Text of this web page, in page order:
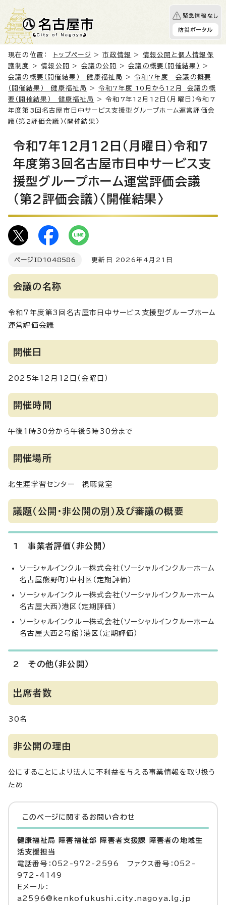
緊急情報なし
防災ポータル
現在の位置： トップページ >市政情報 > 情報公開と個人情報保
護制度
>情報公開 > 会議の公開 >会議の概要（開催結果）
>
会議の概要（開催結果） 健康福祉局
>令和7年度 会議の概要
（開催結果） 健康福祉局
>令和7年度 10月から12月 会議の概
要（開催結果） 健康福祉局
> 令和7年12月12日（月曜日）令和7
年度第3回名古屋市日中サービス支援型グループホーム運営評価会
議（第2評価会議）〈開催結果〉
令和7年12月12日（月曜日）令和7
年度第3回名古屋市日中サービス支
援型グループホーム運営評価会議
（第2評価会議）〈開催結果〉
ページID 1048586 更新日 2026年4月21日
会議の名称
令和7年度第3回名古屋市日中サービス支援型グループホーム
運営評価会議
開催日
2025年12月12日（金曜日）
開催時間
午後1時30分から午後5時30分まで
開催場所
北生涯学習センター 視聴覚室
議題（公開・非公開の別）及び審議の概要
1 事業者評価（非公開）
ソーシャルインクルー株式会社（ソーシャルインクルーホーム
名古屋熊野町）中村区（定期評価）
ソーシャルインクルー株式会社（ソーシャルインクルーホーム
名古屋大西）港区（定期評価）
ソーシャルインクルー株式会社（ソーシャルインクルーホーム
名古屋大西2号館）港区（定期評価）
2 その他（非公開）
出席者数
30名
非公開の理由
公にすることにより法人に不利益を与える事業情報を取り扱う
ため
このページに関する お問い合わせ
健康福祉局 障害福祉部 障害者支援課 障害者の地域生
活支援担当
電話番号：052-972-2596 ファクス番号：052-
972-4149
Eメール：
a2596@kenkofukushi.city.nagoya.lg.jp